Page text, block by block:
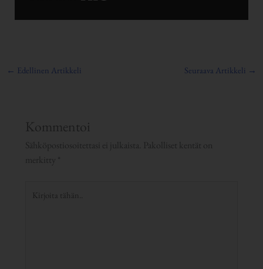
← Edellinen Artikkeli Seuraava Artikkeli →
Kommentoi
Sähköpostiosoitettasi ei julkaista. Pakolliset kentät on
merkitty *
tähän..